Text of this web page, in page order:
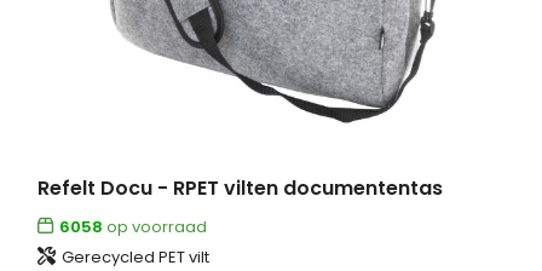
Refelt Docu - RPET vilten documententas
6058 op voorraad
Gerecycled PET vilt